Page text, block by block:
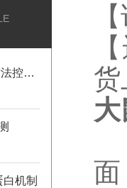
伊蚊交尾研究新发现，或找到方法控制寨卡病毒
机制